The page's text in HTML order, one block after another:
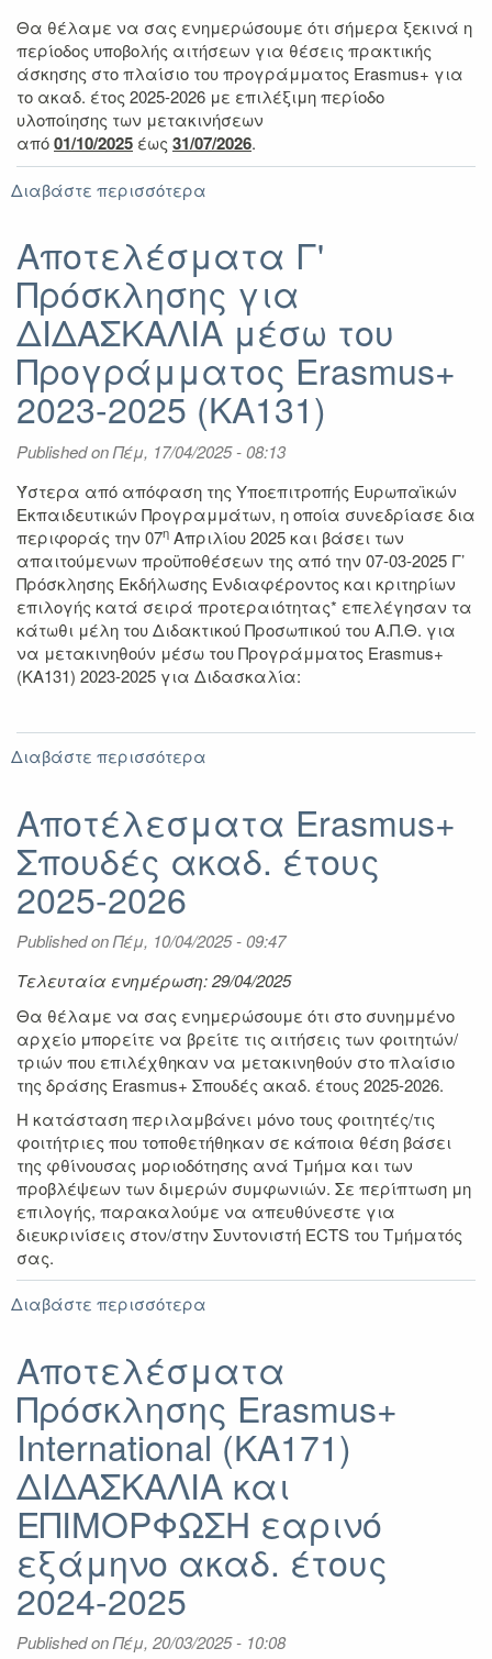
ακαδ.
έτος
2025-
2026
Θα θέλαμε να σας ενημερώσουμε ότι σήμερα ξεκινά η
περίοδος υποβολής αιτήσεων για θέσεις πρακτικής
άσκησης στο πλαίσιο του προγράμματος Erasmus+ για
το ακαδ. έτος 2025-2026 με επιλέξιμη περίοδο
υλοποίησης των μετακινήσεων
από01/10/2025 έως 31/07/2026.
Διαβάστε περισσότερα
για
Άσκηση
ακαδ.
έτος
2025-
2026
Αποτελέσματα Γ'
Πρόσκλησης για
ΔΙΔΑΣΚΑΛΙΑ μέσω του
Προγράμματος Erasmus+
2023-2025 (ΚΑ131)
Published onΠέμ, 17/04/2025 - 08:13
Ύστερα από απόφαση της Υποεπιτροπής Ευρωπαϊκών
Εκπαιδευτικών Προγραμμάτων, η οποία συνεδρίασε δια
περιφοράς την 07η Απριλίου 2025 και βάσει των
απαιτούμενων προϋποθέσεων της από την 07-03-2025 Γ’
Πρόσκλησης Εκδήλωσης Ενδιαφέροντος και κριτηρίων
επιλογής κατά σειρά προτεραιότητας* επελέγησαν τα
κάτωθι μέλη του Διδακτικού Προσωπικού του Α.Π.Θ. για
να μετακινηθούν μέσω του Προγράμματος Erasmus+
(ΚΑ131) 2023-2025 για Διδασκαλία:
Διαβάστε περισσότερα
Πρόσκλησης
ΔΙΔΑΣΚΑΛΙΑ
Προγράμματος
2023-
2025
(ΚΑ131)
Αποτέλεσματα Erasmus+
Σπουδές ακαδ. έτους
2025-2026
Published onΠέμ, 10/04/2025 - 09:47
Τελευταία ενημέρωση: 29/04/2025
Θα θέλαμε να σας ενημερώσουμε ότι στο συνημμένο
αρχείο μπορείτε να βρείτε τις αιτήσεις των φοιτητών/
τριών που επιλέχθηκαν να μετακινηθούν στο πλαίσιο
της δράσης Erasmus+ Σπουδές ακαδ. έτους 2025-2026.
Η κατάσταση περιλαμβάνει μόνο τους φοιτητές/τις
φοιτήτριες που τοποθετήθηκαν σε κάποια θέση βάσει
της φθίνουσας μοριοδότησης ανά Τμήμα και των
προβλέψεων των διμερών συμφωνιών. Σε περίπτωση μη
επιλογής, παρακαλούμε να απευθύνεστε για
διευκρινίσεις στον/στην Συντονιστή ECTS του Τμήματός
σας.
Διαβάστε περισσότερα
Σπουδές
ακαδ.
έτους
2025-
2026
Αποτελέσματα
Πρόσκλησης Erasmus+
International (KA171)
ΔΙΔΑΣΚΑΛΙΑ και
ΕΠΙΜΟΡΦΩΣΗ εαρινό
εξάμηνο ακαδ. έτους
2024-2025
Published onΠέμ, 20/03/2025 - 10:08